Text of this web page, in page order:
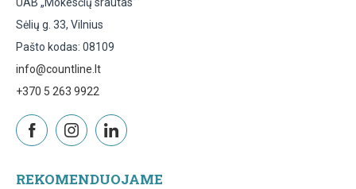
Sėlių g. 33, Vilnius
Pašto kodas: 08109
info@countline.lt
+370 5 263 9922
REKOMENDUOJAME